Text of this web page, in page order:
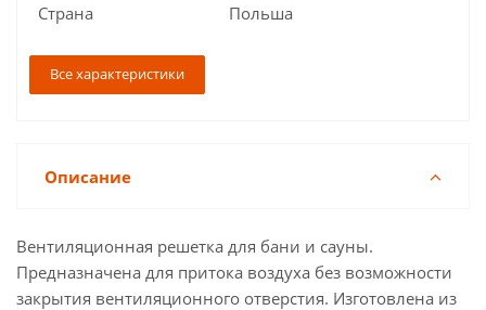
Страна Польша
Все характеристики
Описание
Вентиляционная решетка для бани и сауны.
Предназначена для притока воздуха без возможности
закрытия вентиляционного отверстия. Изготовлена из